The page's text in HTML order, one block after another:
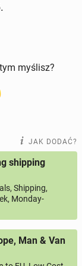
myślisz?
JAK DODAĆ?
shipping
Shipping,
Monday-
Man & Van